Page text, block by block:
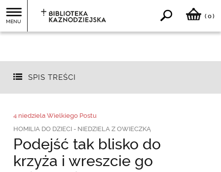
MENU
( 0)
SPIS TREŚCI
4 niedziela Wielkiego Postu
HOMILIA DO DZIECI - NIEDZIELA Z OWIECZKĄ
Podejść tak blisko do
krzyża i wreszcie go